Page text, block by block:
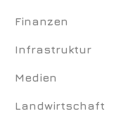
Finanzen
Infrastruktur
Medien
Landwirtschaft